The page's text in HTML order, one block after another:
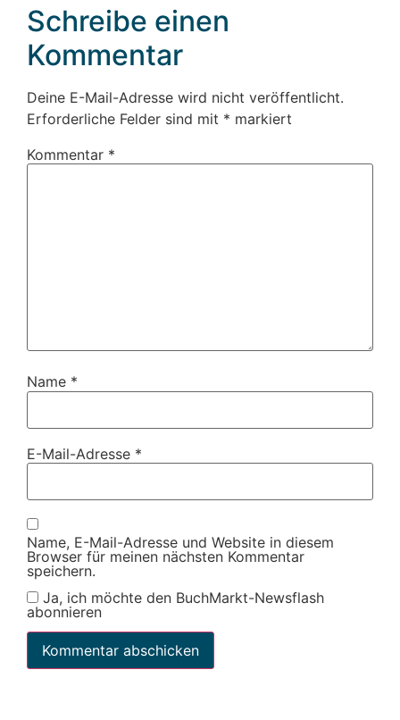
Schreibe einen
Kommentar
Deine E-Mail-Adresse wird nicht veröffentlicht.
Erforderliche Felder sind mit * markiert
Kommentar *
Name *
E-Mail-Adresse *
Name, E-Mail-Adresse und Website in diesem
Browser für meinen nächsten Kommentar
speichern.
Ja, ich möchte den BuchMarkt-Newsflash
abonnieren